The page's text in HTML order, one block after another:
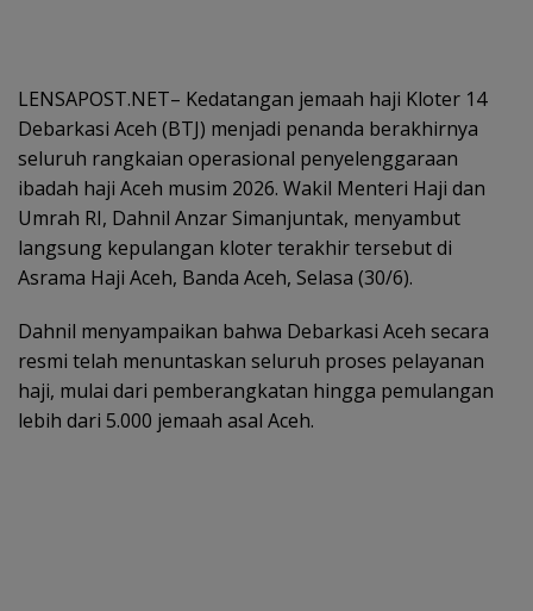
LENSAPOST.NET– Kedatangan jemaah haji Kloter 14
Debarkasi Aceh (BTJ) menjadi penanda berakhirnya
seluruh rangkaian operasional penyelenggaraan
ibadah haji Aceh musim 2026. Wakil Menteri Haji dan
Umrah RI, Dahnil Anzar Simanjuntak, menyambut
langsung kepulangan kloter terakhir tersebut di
Asrama Haji Aceh, Banda Aceh, Selasa (30/6).
Dahnil menyampaikan bahwa Debarkasi Aceh secara
resmi telah menuntaskan seluruh proses pelayanan
haji, mulai dari pemberangkatan hingga pemulangan
lebih dari 5.000 jemaah asal Aceh.